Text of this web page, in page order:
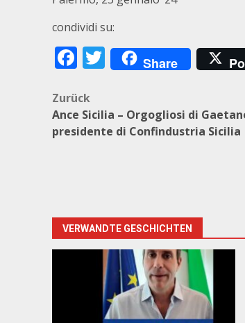
condividi su:
Facebook
Twitter
Share
Beitragsnavigation
Zurück
Ance Sicilia – Orgogliosi di
presidente di Confindustria Sicilia
VERWANDTE GESCHICHTEN